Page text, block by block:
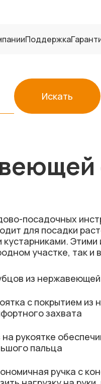
Поддержка
Искать
посадочных
для посадки
участке, так и
из
с покрытием из
захвата
на рукоятке
пальца
ручка с